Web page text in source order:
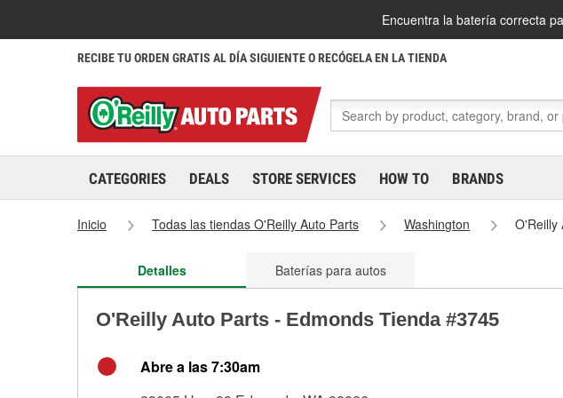
Encuentra la batería correcta
RECIBE TU ORDEN GRATIS AL DÍA SIGUIENTE O RECÓGELA EN LA TIENDA
CATEGORIES DEALS STORE SERVICES HOW TO BRANDS
Inicio Todas las tiendas O'Reilly Auto Parts Washington O'Reilly
Detalles Baterías para autos
O'Reilly Auto Parts - Edmonds Tienda #3745
Abre a las 7:30am